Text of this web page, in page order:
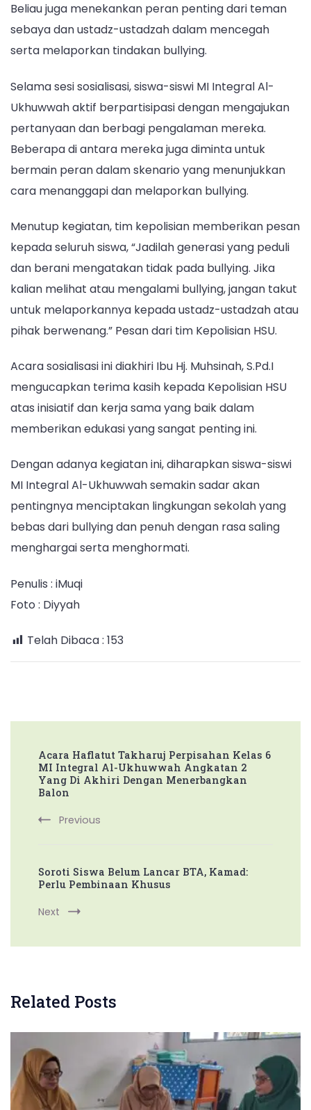
Beliau juga menekankan peran penting dari teman
sebaya dan ustadz-ustadzah dalam mencegah
serta melaporkan tindakan bullying.
Selama sesi sosialisasi, siswa-siswi MI Integral Al-
Ukhuwwah aktif berpartisipasi dengan mengajukan
pertanyaan dan berbagi pengalaman mereka.
Beberapa di antara mereka juga diminta untuk
bermain peran dalam skenario yang menunjukkan
cara menanggapi dan melaporkan bullying.
Menutup kegiatan, tim kepolisian memberikan pesan
kepada seluruh siswa, “Jadilah generasi yang peduli
dan berani mengatakan tidak pada bullying. Jika
kalian melihat atau mengalami bullying, jangan takut
untuk melaporkannya kepada ustadz-ustadzah atau
pihak berwenang.” Pesan dari tim Kepolisian HSU.
Acara sosialisasi ini diakhiri Ibu Hj. Muhsinah, S.Pd.I
mengucapkan terima kasih kepada Kepolisian HSU
atas inisiatif dan kerja sama yang baik dalam
memberikan edukasi yang sangat penting ini.
Dengan adanya kegiatan ini, diharapkan siswa-siswi
MI Integral Al-Ukhuwwah semakin sadar akan
pentingnya menciptakan lingkungan sekolah yang
bebas dari bullying dan penuh dengan rasa saling
menghargai serta menghormati.
Penulis : iMuqi
Foto : Diyyah
Telah Dibaca : 153
Navigation
Acara Haflatut Takharuj Perpisahan Kelas 6
MI Integral Al-Ukhuwwah Angkatan 2
Yang Di Akhiri Dengan Menerbangkan
Balon
Previous
Soroti Siswa Belum Lancar BTA, Kamad:
Perlu Pembinaan Khusus
Next
Related Posts